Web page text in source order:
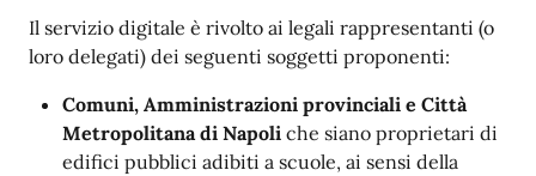
Il servizio digitale è rivolto ai legali rappresentanti (o
loro delegati) dei seguenti soggetti proponenti:
Comuni, Amministrazioni provinciali e Città
Metropolitana di Napoli che siano proprietari di
edifici pubblici adibiti a scuole, ai sensi della